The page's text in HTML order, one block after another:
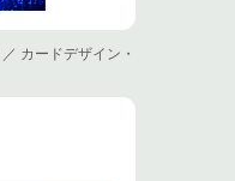
カードデザイン・